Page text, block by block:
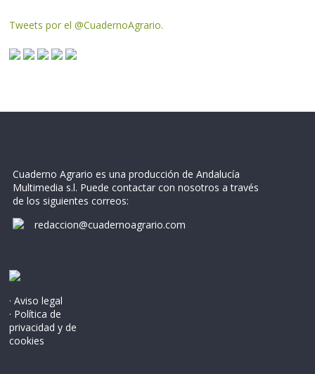
Tweets por el @CuadernoAgrario.
Cuaderno Agrario es una producción de Andalucía
Multimedia s.l. Puede contactar con nosotros a través
de los siguientes correos:
redaccion@cuadernoagrario.com
· Aviso legal
· Política de
privacidad y de
cookies